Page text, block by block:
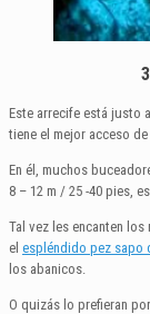
Este arrecife está justo
tiene el mejor acceso
En él, muchos
8 – 12 m / 25 -40 pies,
Tal vez les encanten
el espléndido pez sapo
los abanicos.
O quizás lo prefieran